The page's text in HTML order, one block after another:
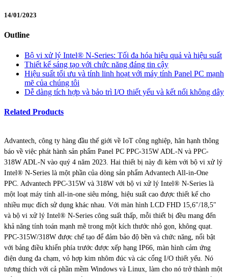
14/01/2023
Outline
Bộ vi xử lý Intel® N-Series: Tối đa hóa hiệu quả và hiệu suất
Thiết kế sáng tạo với chức năng đáng tin cậy
Hiệu suất tối ưu và tính linh hoạt với máy tính Panel PC mạnh
mẽ của chúng tôi
Dễ dàng tích hợp và bảo trì I/O thiết yếu và kết nối không dây
Related Products
Advantech, công ty hàng đầu thế giới về IoT công nghiệp, hân hạnh thông
báo về việc phát hành sản phẩm Panel PC PPC-315W ADL-N và PPC-
318W ADL-N vào quý 4 năm 2023. Hai thiết bị này đi kèm với bộ vi xử lý
Intel® N-Series là một phần của dòng sản phẩm Advantech All-in-One
PPC. Advantech PPC-315W và 318W với bộ vi xử lý Intel® N-Series là
một loạt máy tính all-in-one siêu mỏng, hiệu suất cao được thiết kế cho
nhiều mục đích sử dụng khác nhau. Với màn hình LCD FHD 15,6"/18,5"
và bộ vi xử lý Intel® N-Series công suất thấp, mỗi thiết bị đều mang đến
khả năng tính toán mạnh mẽ trong một kích thước nhỏ gọn, không quạt.
PPC-315W/318W được chế tạo để đảm bảo độ bền và chức năng, nổi bật
với bảng điều khiển phía trước được xếp hạng IP66, màn hình cảm ứng
điện dung đa chạm, vỏ hợp kim nhôm đúc và các cổng I/O thiết yếu. Nó
tương thích với cả phần mềm Windows và Linux, làm cho nó trở thành một